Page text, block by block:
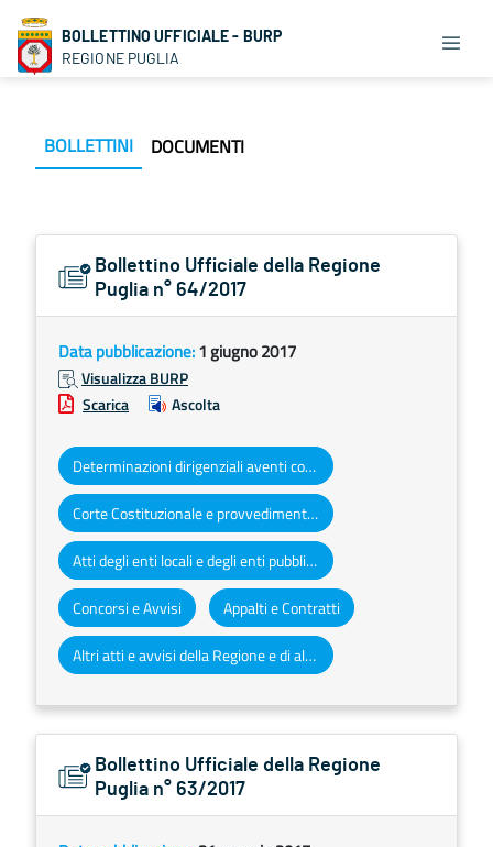
BOLLETTINO UFFICIALE - BURP
REGIONE PUGLIA
BOLLETTINI DOCUMENTI
Bollettino Ufficiale della Regione
Puglia n° 64/2017
Data pubblicazione:1 giugno 2017
Visualizza BURP
Scarica
Ascolta
Determinazioni dirigenziali aventi contenuto di interesse generale
Corte Costituzionale e provvedimenti organi giurisdizionali
Atti degli enti locali e degli enti pubblici e privati
Concorsi e Avvisi Appalti e Contratti
Altri atti e avvisi della Regione e di altri enti pubblici che interessano la collettività regionale
Bollettino Ufficiale della Regione
Puglia n° 63/2017